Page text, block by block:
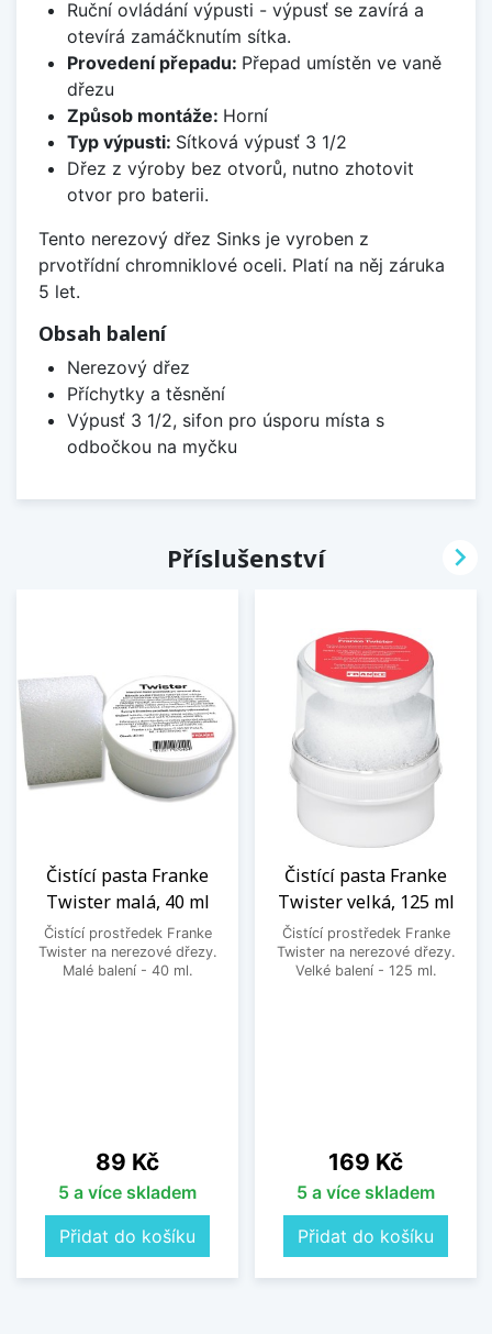
Ruční ovládání výpusti - výpusť se zavírá a
otevírá zamáčknutím sítka.
Provedení přepadu: Přepad umístěn ve vaně
dřezu
Způsob montáže: Horní
Typ výpusti: Sítková výpusť 3 1/2
Dřez z výroby bez otvorů, nutno zhotovit
otvor pro baterii.
Tento nerezový dřez Sinks je vyroben z
prvotřídní chromniklové oceli. Platí na něj záruka
5 let.
Obsah balení
Nerezový dřez
Příchytky a těsnění
Výpusť 3 1/2, sifon pro úsporu místa s
odbočkou na myčku
Příslušenství
Čistící pasta Franke
Twister malá, 40 ml
Čistící prostředek Franke
Twister na nerezové dřezy.
Malé balení - 40 ml.
Cena
89 Kč
5 a více skladem
Přidat do košíku
Čistící pasta Franke
Twister velká, 125 ml
Čistící prostředek Franke
Twister na nerezové dřezy.
Velké balení - 125 ml.
Cena
169 Kč
5 a více skladem
Přidat do košíku
